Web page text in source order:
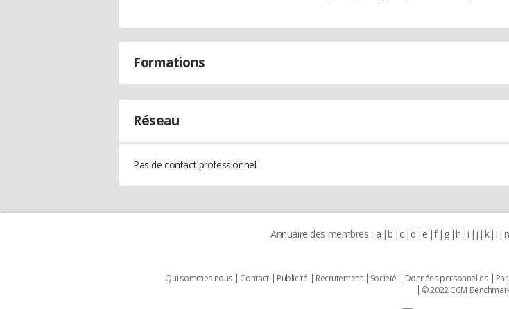
Formations
Réseau
Pas de contact professionnel
Annuaire des membres : a b c d e f g h i j k l
Qui sommes nous Contact Publicité Recrutement Societé Données personnelles
© 2022 CCM